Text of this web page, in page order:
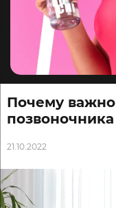
Почему
позвоночника
21.10.2022